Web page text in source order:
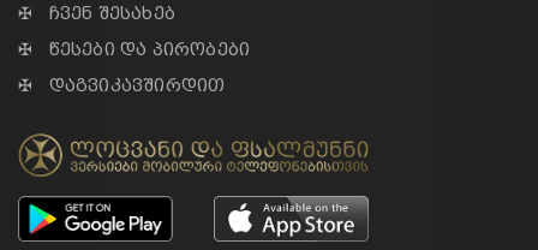
✠ ჩვენ შესახებ
✠ წესები და პირობები
✠ დაგვიკავშირდით